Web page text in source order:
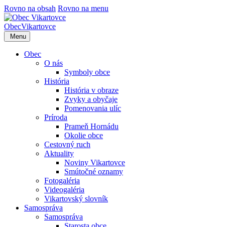
Rovno na obsah Rovno na menu
ObecVikartovce
Menu
Obec
O nás
Symboly obce
História
História v obraze
Zvyky a obyčaje
Pomenovania ulíc
Príroda
Prameň Hornádu
Okolie obce
Cestovný ruch
Aktuality
Noviny Vikartovce
Smútočné oznamy
Fotogaléria
Videogaléria
Vikartovský slovník
Samospráva
Samospráva